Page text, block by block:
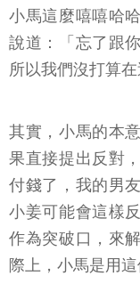
小馬這麼嘻嘻哈
說道：「忘了跟
所以我們沒打算在
其實，小馬的本
果直接提出反對
付錢了，我的男
小姜可能會這樣
作為突破口，來
際上，小馬是用